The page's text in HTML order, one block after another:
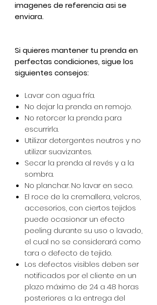
imagenes de referencia asi se
enviara.
Si quieres mantener tu prenda en
perfectas condiciones, sigue los
siguientes consejos:
Lavar con agua fría.
No dejar la prenda en remojo.
No retorcer la prenda para
escurrirla.
Utilizar detergentes neutros y no
utilizar suavizantes.
Secar la prenda al revés y a la
sombra.
No planchar. No lavar en seco.
El roce de la cremallera, velcros,
accesorios, con ciertos tejidos
puede ocasionar un efecto
peeling durante su uso o lavado,
el cual no se considerará como
tara o defecto de tejido.
Los defectos visibles deben ser
notificados por el cliente en un
plazo máximo de 24 a 48 horas
posteriores a la entrega del